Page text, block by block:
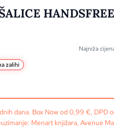
Najniža
zalihi
dana. Box Now od 0,99 €, DPD
Menart knjižara, Avenue